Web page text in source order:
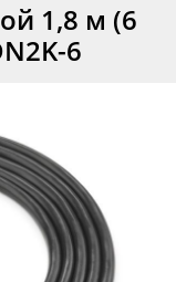
1,8 м (6
6